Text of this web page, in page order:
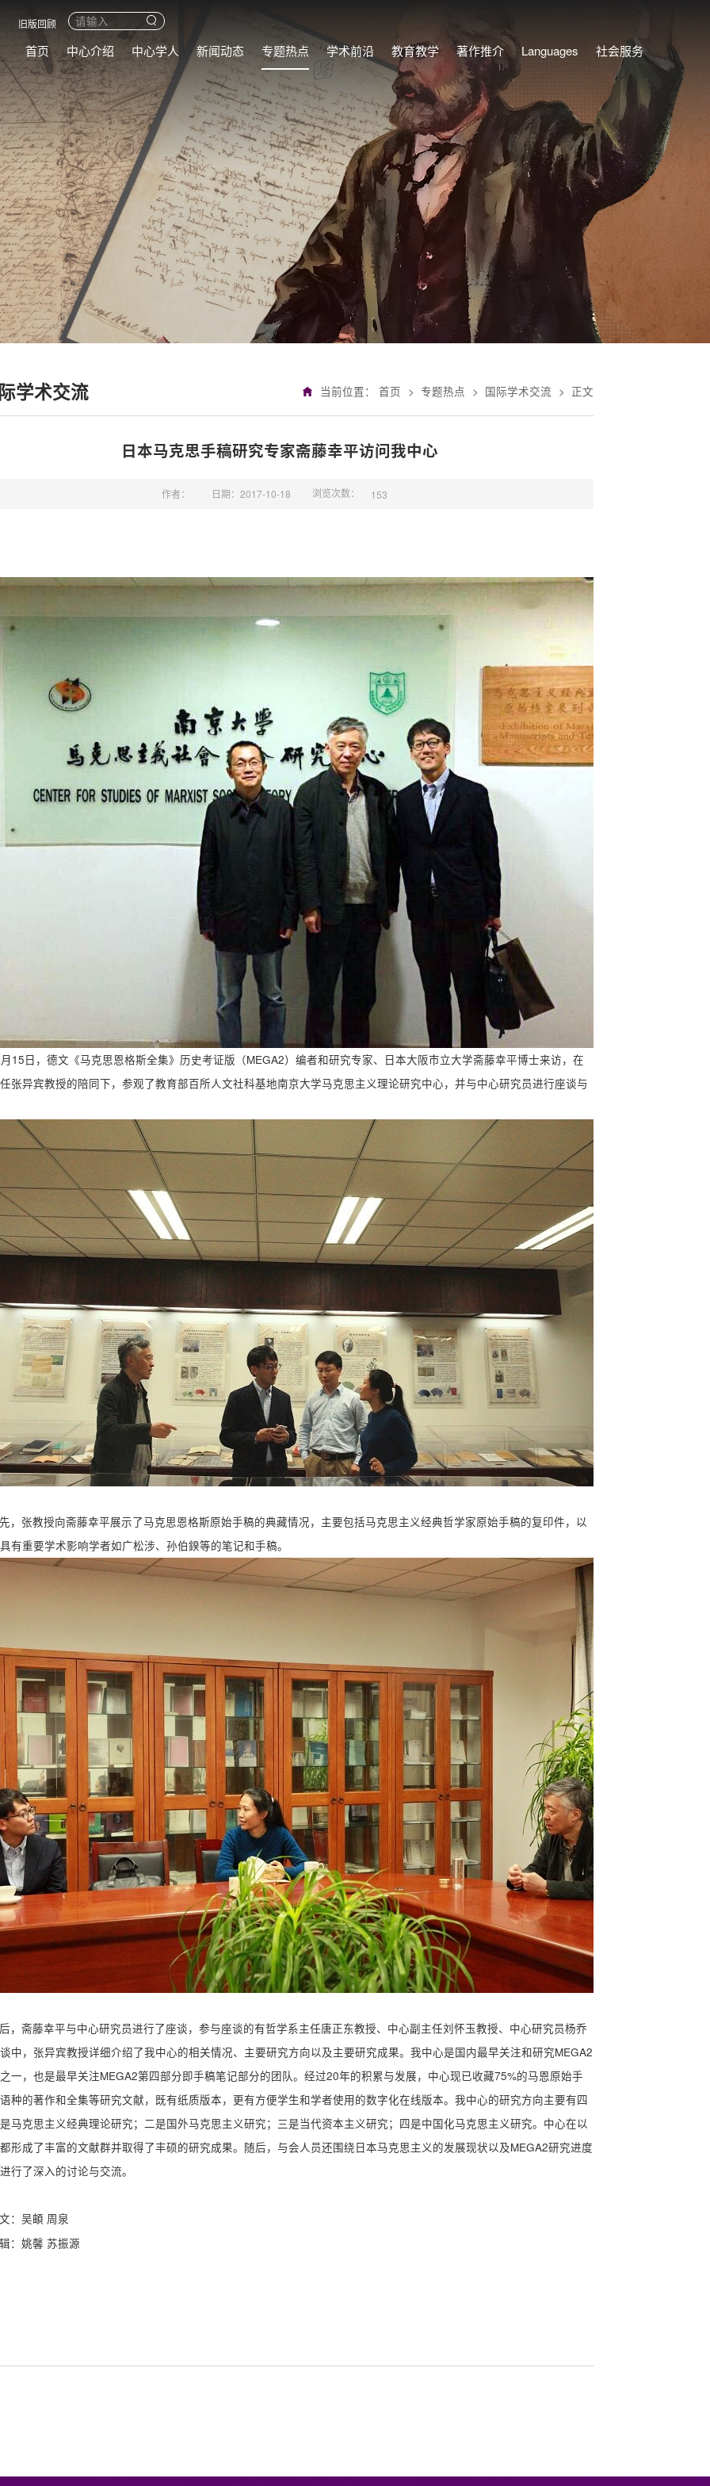
旧版回顾
首页 中心介绍 中心学人 新闻动态 专题热点 学术前沿 教育教学 著作推介 Languages 社会服务
学术交流 当前位置： 首页 > 专题热点 > 国际学术交流 > 正文
日本马克思手稿研究专家斋藤幸平访问我中心
作者： 日期：2017-10-18 浏览次数： 153
15日，德文《马克思恩格斯全集》历史考证版（MEGA2）编者和研究专家、日本大阪市立大学斋藤幸平博士来访，在
张异宾教授的陪同下，参观了教育部百所人文社科基地南京大学马克思主义理论研究中心，并与中心研究员进行座谈与
，张教授向斋藤幸平展示了马克思恩格斯原始手稿的典藏情况，主要包括马克思主义经典哲学家原始手稿的复印件，以
有重要学术影响学者如广松涉、孙伯鍨等的笔记和手稿。
，斋藤幸平与中心研究员进行了座谈，参与座谈的有哲学系主任唐正东教授、中心副主任刘怀玉教授、中心研究员杨乔
中，张异宾教授详细介绍了我中心的相关情况、主要研究方向以及主要研究成果。我中心是国内最早关注和研究MEGA2
一，也是最早关注MEGA2第四部分即手稿笔记部分的团队。经过20年的积累与发展，中心现已收藏75%的马恩原始手
种的著作和全集等研究文献，既有纸质版本，更有方便学生和学者使用的数字化在线版本。我中心的研究方向主要有四
马克思主义经典理论研究；二是国外马克思主义研究；三是当代资本主义研究；四是中国化马克思主义研究。中心在以
形成了丰富的文献群并取得了丰硕的研究成果。随后，与会人员还围绕日本马克思主义的发展现状以及MEGA2研究进度
行了深入的讨论与交流。
：吴頔 周泉
：姚馨 苏振源